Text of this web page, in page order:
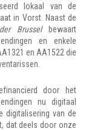
lokaal van de
in Vorst. Naast de
Brussel
bewaart
en enkele
en AA1522 die
door het
nu digitaal
digitalisering van de
dat deels door onze